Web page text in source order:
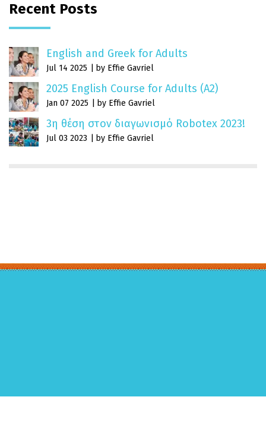
Recent Posts
English and Greek for Adults
Jul 14 2025 by Effie Gavriel
2025 English Course for Adults (A2)
Jan 07 2025 by Effie Gavriel
3η θέση στον διαγωνισμό Robotex 2023!
Jul 03 2023 by Effie Gavriel